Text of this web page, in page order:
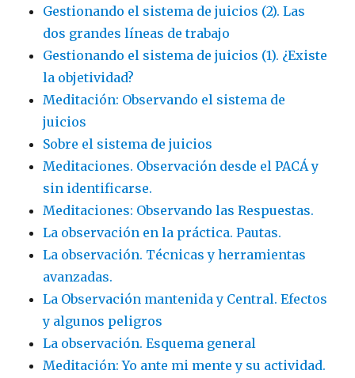
Gestionando el sistema de juicios (2). Las
dos grandes líneas de trabajo
Gestionando el sistema de juicios (1). ¿Existe
la objetividad?
Meditación: Observando el sistema de
juicios
Sobre el sistema de juicios
Meditaciones. Observación desde el PACÁ y
sin identificarse.
Meditaciones: Observando las Respuestas.
La observación en la práctica. Pautas.
La observación. Técnicas y herramientas
avanzadas.
La Observación mantenida y Central. Efectos
y algunos peligros
La observación. Esquema general
Meditación: Yo ante mi mente y su actividad.